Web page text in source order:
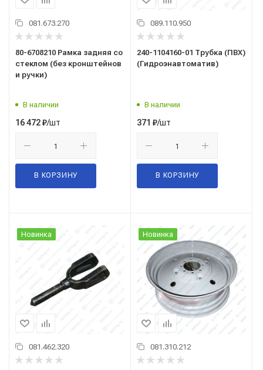
081.673.270
80-6708210 Рамка задняя со
стеклом (без кронштейнов
и ручки)
В наличии
16 472₽/шт
В КОРЗИНУ
089.110.950
240-1104160-01 Трубка (ПВХ)
(Гидроэнавтоматив)
В наличии
371 ₽/шт
В КОРЗИНУ
Новинка
081.462.320
Новинка
081.310.212